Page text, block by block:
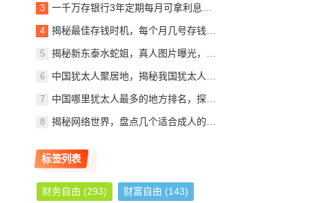
一千万存银行3年定期每月可拿利息多少？详解定期存款收益计算
揭秘最佳存钱时机，每个月几号存钱最划算？
揭秘新东泰水蛇姐，真人图片曝光，美貌与实力并存
中国犹太人聚居地，揭秘我国犹太人最多的城市，中国犹太人聚居地探秘，揭秘我国犹太人口最多的城市
中国哪里犹太人最多的地方排名，探寻东方的以色列社区，东方犹太人聚集地，中国犹太人数量最多地区揭秘
揭秘网络世界，盘点几个适合成人的优质网站推荐
标签列表
财务自由 (293) 财富自由 (143)